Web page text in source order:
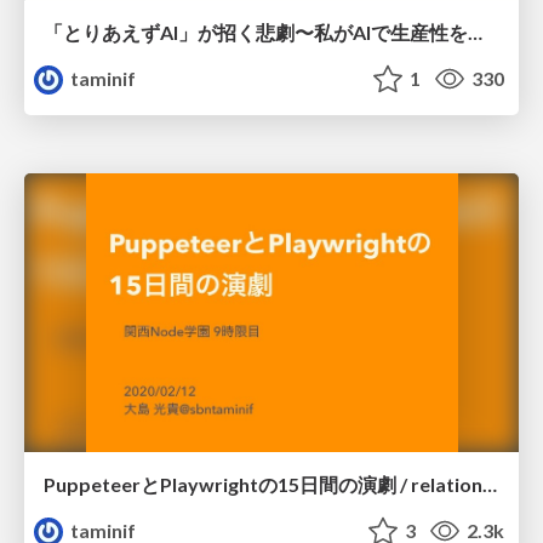
「とりあえずAI」が招く悲劇〜私がAIで生産性を下げるまでの話〜 / The tragedy caused by "AI for now" - The story of how I used AI to reduce my productivity
taminif
1 330
taminif
3 2.3k